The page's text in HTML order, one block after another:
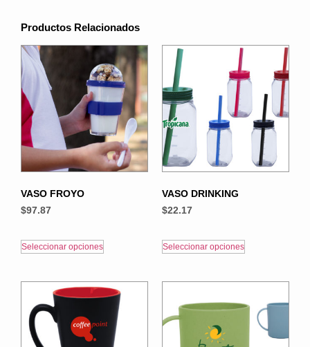
Productos Relacionados
VASO FROYO
$97.87
Seleccionar opciones
VASO DRINKING
$22.17
Seleccionar opciones